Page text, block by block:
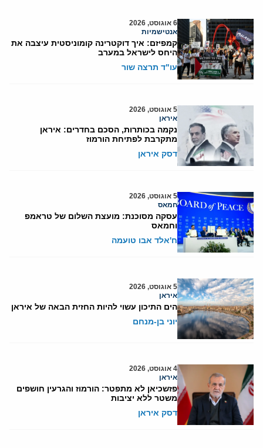
6 אוגוסט, 2026
אנטישמיות
קמפיזם: איך דוקטרינה קומוניסטית עיצבה את
היחס לישראל במערב
עו"ד תרצה שור
5 אוגוסט, 2026
איראן
נקמה בכותרות, הסכם בחדרים: איראן
מתקרבת לפתיחת הורמוז
דסק איראן
5 אוגוסט, 2026
חמאס
עסקה מסוכנת: מועצת השלום של טראמפ
וחמאס
ח'אלד אבו טועמה
5 אוגוסט, 2026
איראן
הים התיכון עשוי להיות החזית הבאה של איראן
יוני בן-מנחם
4 אוגוסט, 2026
איראן
פזשכיאן לא מתפטר: הורמוז והגרעין חושפים
משטר ללא יציבות
דסק איראן